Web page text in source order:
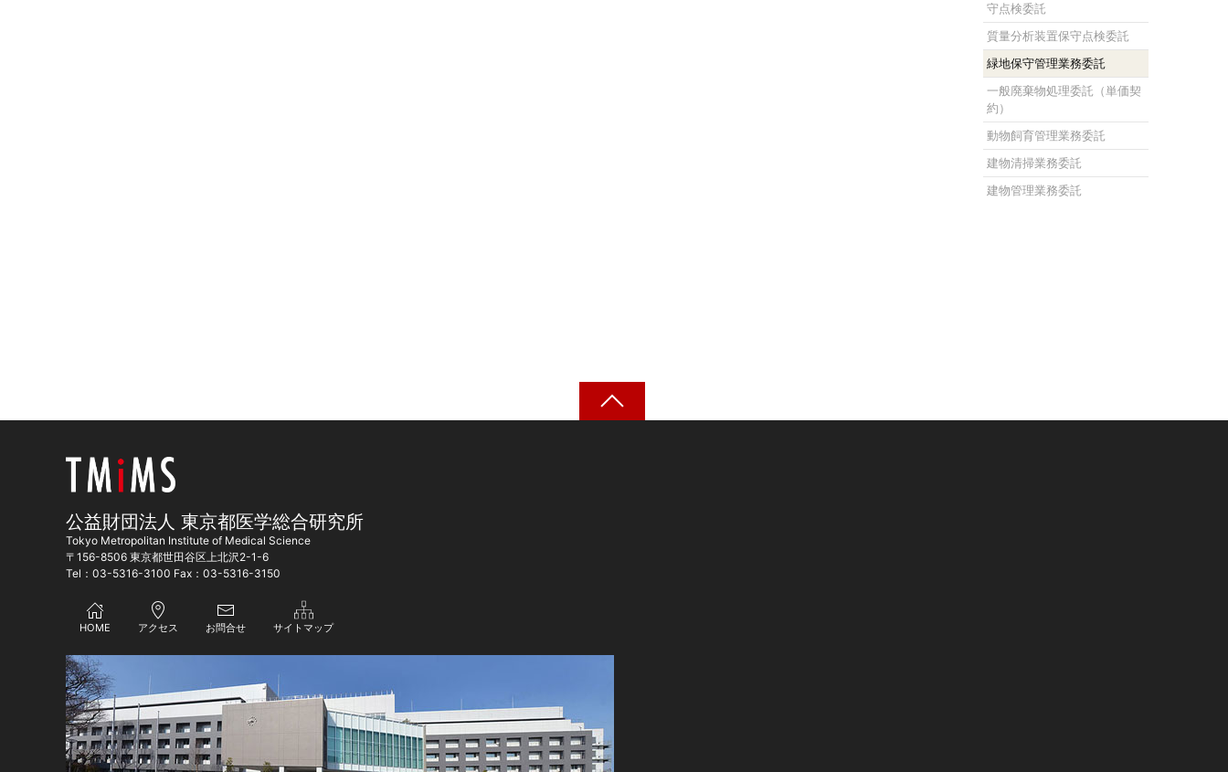
守点検委託
質量分析装置保守点検委託
緑地保守管理業務委託
一般廃棄物処理委託（単価契
約）
動物飼育管理業務委託
建物清掃業務委託
建物管理業務委託
公益財団法人 東京都医学総合研究所
Tokyo Metropolitan Institute of Medical Science
〒156-8506 東京都世田谷区上北沢2-1-6
Tel：03-5316-3100 Fax：03-5316-3150
HOME アクセス お問合せ サイトマップ